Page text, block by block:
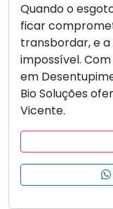
Quando o
ficar
transbordar, e
impossível.
em
Bio Soluções
Vicente.